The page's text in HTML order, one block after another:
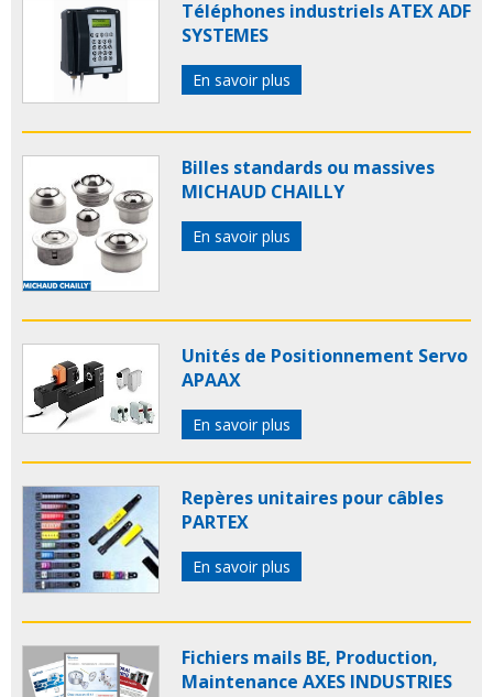
Téléphones industriels ATEX ADF
SYSTEMES
En savoir plus
Billes standards ou massives
MICHAUD CHAILLY
En savoir plus
Unités de Positionnement Servo
APAAX
En savoir plus
Repères unitaires pour câbles
PARTEX
En savoir plus
Fichiers mails BE, Production,
Maintenance AXES INDUSTRIES